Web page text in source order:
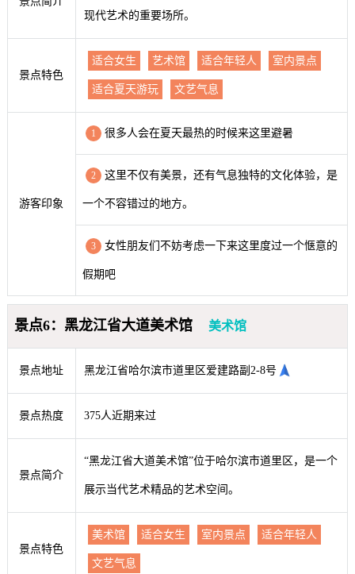
现代艺术的重要场所。
景点特色
适合女生 艺术馆 适合年轻人 室内景点
适合夏天游玩 文艺气息
游客印象
1 很多人会在夏天最热的时候来这里避暑
2 这里不仅有美景，还有气息独特的文化体验，是
一个不容错过的地方。
3 女性朋友们不妨考虑一下来这里度过一个惬意的
假期吧
景点6：黑龙江省大道美术馆 美术馆
景点地址 黑龙江省哈尔滨市道里区爱建路副2-8号
景点热度 375人近期来过
景点简介
“黑龙江省大道美术馆”位于哈尔滨市道里区，是一个
展示当代艺术精品的艺术空间。
景点特色
美术馆 适合女生 室内景点 适合年轻人
文艺气息